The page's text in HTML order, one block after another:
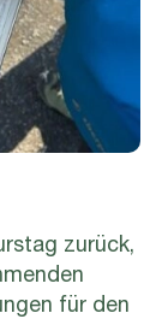
zurück,
für den